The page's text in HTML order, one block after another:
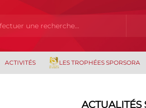
ACTIVITÉS LES TROPHÉES SPORSORA
ACTUALITÉS